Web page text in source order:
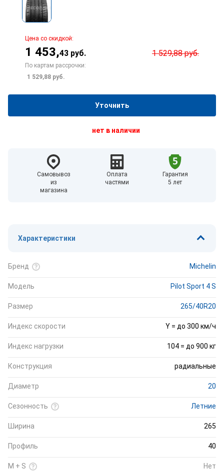
Цена со скидкой:
1 453,43 руб. 1 529,88руб.
По картам рассрочки:
1 529,88 руб.
Уточнить
нет в наличии
Самовывоз
из
магазина
Оплата
частями
Гарантия
5 лет
Характеристики
Бренд Michelin
Модель Pilot Sport 4 S
Размер 265/40R20
Индекс скорости Y = до 300 км/ч
Индекс нагрузки 104 = до 900 кг
Конструкция радиальные
Диаметр 20
Сезонность Летние
Ширина 265
Профиль 40
M + S Нет